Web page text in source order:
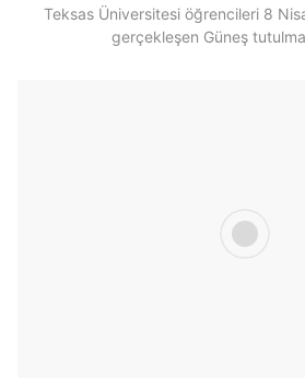
Teksas Üniversitesi öğrencileri 8
gerçekleşen Güneş